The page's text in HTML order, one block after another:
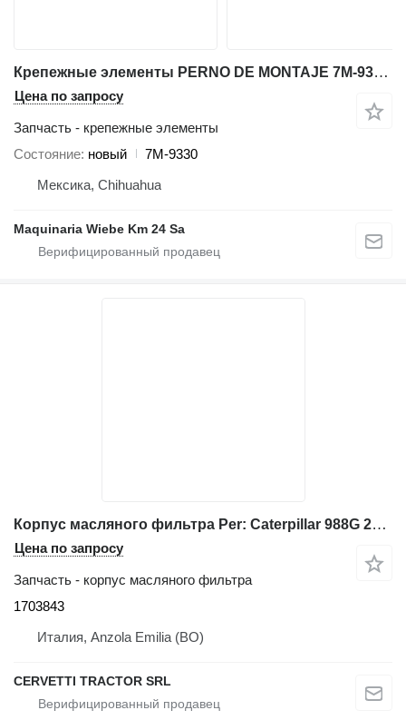
Крепежные элементы PERNO DE MONTAJE 7M-9330 для фронтального погрузчика Caterpillar 992D 992C D10 768B 772 773
Цена по запросу
Запчасть - крепежные элементы
Состояние новый
7M-9330
Мексика, Chihuahua
Maquinaria Wiebe Km 24 Sa
Корпус масляного фильтра Per: Caterpillar 988G 2TW00555 Pompa 1703843 для фронтального погрузчика Caterpillar 988G
Цена по запросу
Запчасть - корпус масляного фильтра
1703843
Италия, Anzola Emilia (BO)
CERVETTI TRACTOR SRL